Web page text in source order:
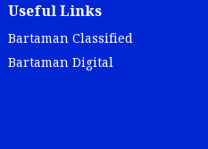
Useful Links
Bartaman Classified
Bartaman Digital